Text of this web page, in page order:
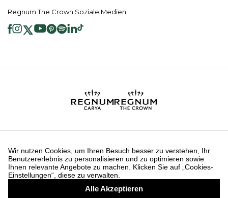
Regnum The Crown Soziale Medien
2026 ® Regnum Hotels. Alle Rechte vorbehalten.
Cookie RichtlinieHauptseiteDienste der Informationsgesellschaft